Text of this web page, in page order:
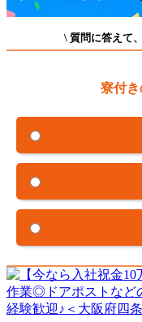
\ 質問に答えて、
寮付き